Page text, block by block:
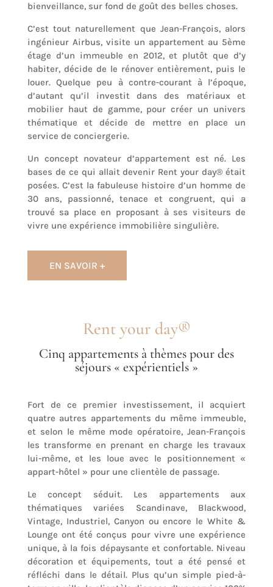
bienveillance, sur fond de goût des belles choses.
C’est tout naturellement que Jean-François, alors
ingénieur Airbus, visite un appartement au 5ème
étage d’un immeuble en 2012, et plutôt que d’y
habiter, décide de le rénover entièrement, puis le
louer. Quelque peu à contre-courant à l’époque,
d’autant qu’il investit dans des matériaux et
mobilier haut de gamme, pour créer un univers
thématique et décide de mettre en place un
service de conciergerie.
Un concept novateur d’appartement est né. Les
bases de ce qui allait devenir Rent your day® était
posées. C’est la fabuleuse histoire d’un homme de
30 ans, passionné, tenace et congruent, qui a
trouvé sa place en proposant à ses visiteurs de
vivre une expérience immobilière singulière.
EN SAVOIR +
Rent your day®
Cinq appartements à thèmes pour des
séjours « expérientiels »
Fort de ce premier investissement, il acquiert
quatre autres appartements du même immeuble,
et selon le même mode opératoire, Jean-François
les transforme en prenant en charge les travaux
lui-même, et les loue avec le positionnement «
appart-hôtel » pour une clientèle de passage.
Le concept séduit. Les appartements aux
thématiques variées Scandinave, Blackwood,
Vintage, Industriel, Canyon ou encore le White &
Lounge ont été conçus pour vivre une expérience
unique, à la fois dépaysante et confortable. Niveau
décoration et équipements, tout a été pensé et
réfléchi dans le détail. Plus qu’un simple pied-à-